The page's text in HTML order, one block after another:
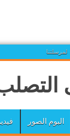
لمرسلتنا
البوم الصور